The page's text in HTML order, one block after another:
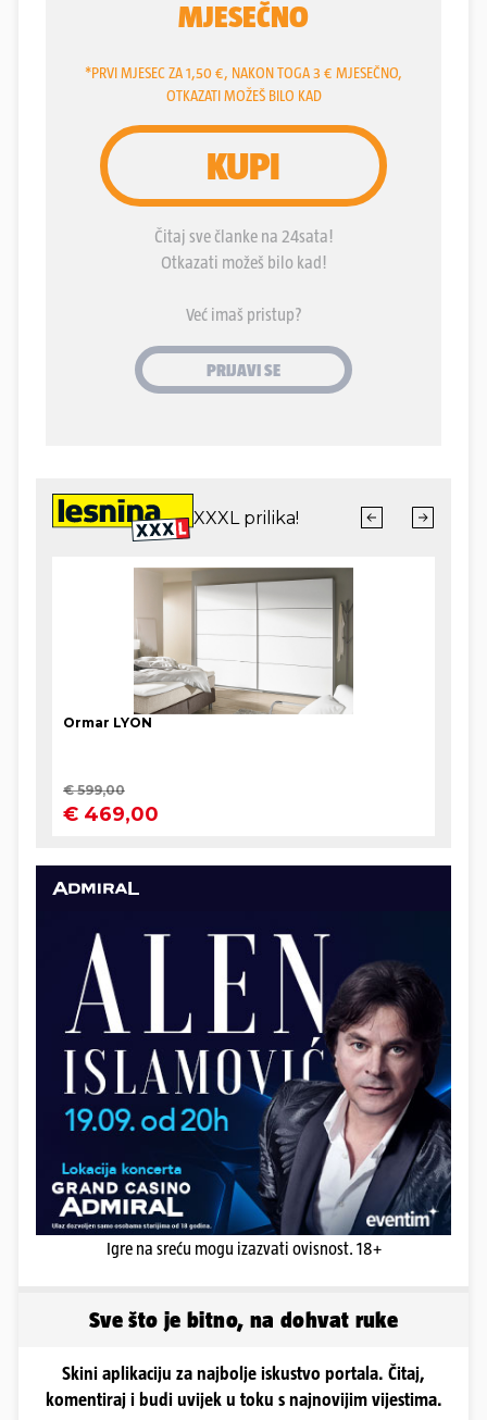
Igre na sreću mogu izazvati ovisnost. 18+
Sve što je bitno, na dohvat ruke
Skini aplikaciju za najbolje iskustvo portala. Čitaj,
komentiraj i budi uvijek u toku s najnovijim vijestima.